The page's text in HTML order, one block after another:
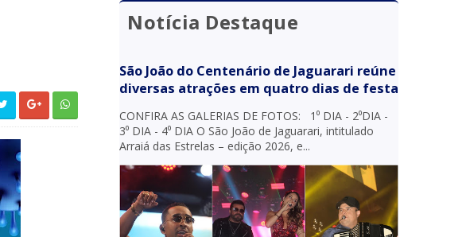
Notícia Destaque
São João do Centenário de Jaguarari reúne
diversas atrações em quatro dias de festa
CONFIRA AS GALERIAS DE FOTOS: 1⁰ DIA - 2⁰DIA -
3⁰ DIA - 4⁰ DIA O São João de Jaguarari, intitulado
Arraiá das Estrelas – edição 2026, e...